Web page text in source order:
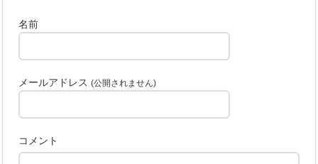
名前
メールアドレス(公開されません)
コメント